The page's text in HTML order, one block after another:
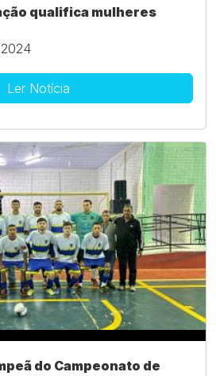
qualifica mulheres
Ler Notícia
do Campeonato de